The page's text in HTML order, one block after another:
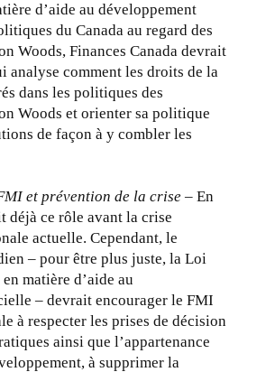
d’aide au développement
du Canada au regard des
Woods, Finances Canada devrait
analyse comment les droits de la
dans les politiques des
Woods et orienter sa politique
de façon à y combler les
et prévention de la crise – En
déjà ce rôle avant la crise
actuelle. Cependant, le
– pour être plus juste, la Loi
matière d’aide au
– devrait encourager le FMI
à respecter les prises de décision
ainsi que l’appartenance
à supprimer la